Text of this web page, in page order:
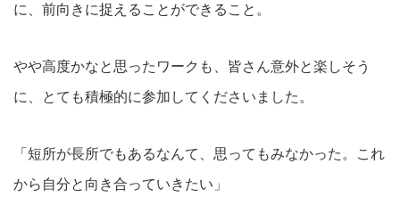
に、前向きに捉えることができること。
やや高度かなと思ったワークも、皆さん意外と楽しそう
に、とても積極的に参加してくださいました。
「短所が長所でもあるなんて、思ってもみなかった。これ
から自分と向き合っていきたい」